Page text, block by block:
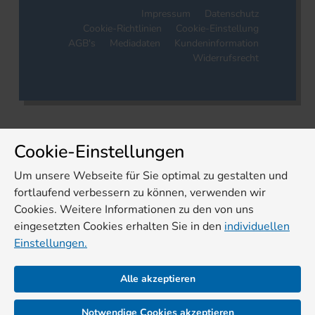
Impressum
Datenschutz
Cookie-Richtlinien
Cookie-Einstellung
AGB's
Mediadaten
Kundeninformation
Widerrufsrecht
Cookie-Einstellungen
Um unsere Webseite für Sie optimal zu gestalten und
fortlaufend verbessern zu können, verwenden wir
Cookies. Weitere Informationen zu den von uns
eingesetzten Cookies erhalten Sie in den individuellen
Einstellungen.
Alle akzeptieren